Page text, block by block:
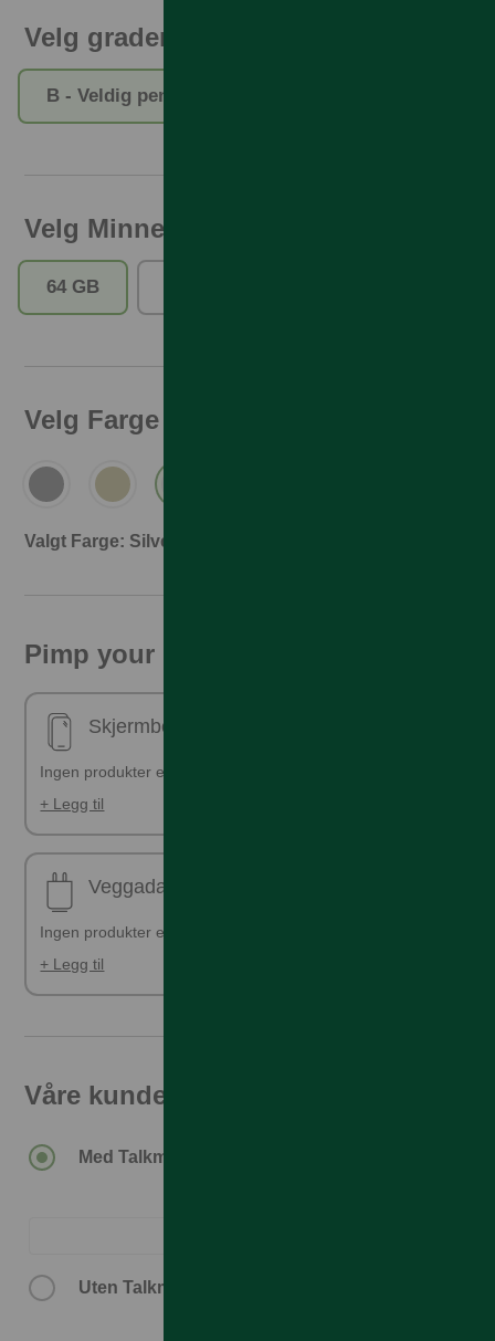
Velg gradering
B - Veldig pent brukt
Velg Minne
64 GB
Velg Farge
Valgt Farge: Silver
Pimp your phone!
Skjermbeskyttelse - ferdig påsatt
Ingen produkter er valgt
+ Legg til
Veggadapter
Ingen produkter er valgt
+ Legg til
Våre kunder får den beste prisen
Med Talkmore-abonnement.
Uten Talkmore-abonnement.